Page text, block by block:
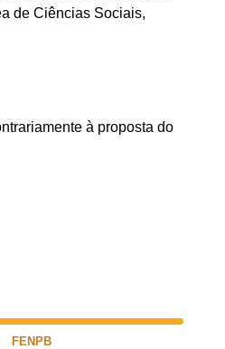
de Ciências Sociais,
à proposta do
FENPB